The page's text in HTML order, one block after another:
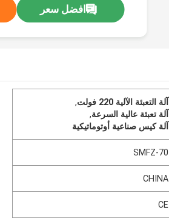
افضل سعر
آلة التعبئة الآلية 220 فولت
,
آلة تعبئة عالية السرعة,
آلة كيس صناعية أوتوماتيكية
SMFZ-70
CHINA
CE